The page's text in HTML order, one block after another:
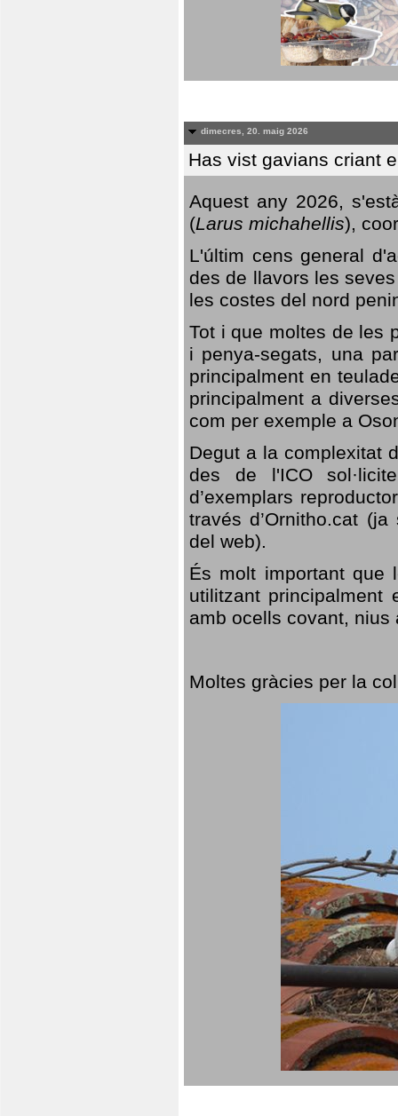
dimecres, 20. maig 2026
Has vist gavians criant
Aquest any 2026,
(Larus michahellis),
L'últim cens general
des de llavors les
les costes del nord
Tot i que moltes de les
i penya-segats, una
principalment en
principalment a
com per exemple a
Degut a la complexitat
des de l'ICO
d’exemplars
través d’Ornitho.cat
del web).
És molt important que
utilitzant
amb ocells covant,
Moltes gràcies per la